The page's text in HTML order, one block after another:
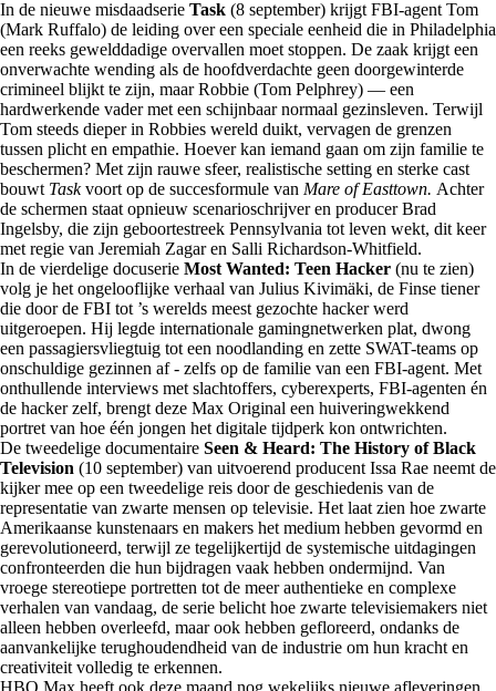
In de nieuwe misdaadserie Task (8 september) krijgt FBI-agent Tom
(Mark Ruffalo) de leiding over een speciale eenheid die in Philadelphia
een reeks gewelddadige overvallen moet stoppen. De zaak krijgt een
onverwachte wending als de hoofdverdachte geen doorgewinterde
crimineel blijkt te zijn, maar Robbie (Tom Pelphrey) — een
hardwerkende vader met een schijnbaar normaal gezinsleven. Terwijl
Tom steeds dieper in Robbies wereld duikt, vervagen de grenzen
tussen plicht en empathie. Hoever kan iemand gaan om zijn familie te
beschermen? Met zijn rauwe sfeer, realistische setting en sterke cast
bouwt Taskvoort op de succesformule van Mare of Easttown. Achter
de schermen staat opnieuw scenarioschrijver en producer Brad
Ingelsby, die zijn geboortestreek Pennsylvania tot leven wekt, dit keer
met regie van Jeremiah Zagar en Salli Richardson-Whitfield.
In de vierdelige docuserie Most Wanted: Teen Hacker (nu te zien)
volg je het ongelooflijke verhaal van Julius Kivimäki, de Finse tiener
die door de FBI tot ’s werelds meest gezochte hacker werd
uitgeroepen. Hij legde internationale gamingnetwerken plat, dwong
een passagiersvliegtuig tot een noodlanding en zette SWAT-teams op
onschuldige gezinnen af - zelfs op de familie van een FBI-agent. Met
onthullende interviews met slachtoffers, cyberexperts, FBI-agenten én
de hacker zelf, brengt deze Max Original een huiveringwekkend
portret van hoe één jongen het digitale tijdperk kon ontwrichten.
De tweedelige documentaire Seen & Heard: The History of Black
Television (10 september) van uitvoerend producent Issa Rae neemt de
kijker mee op een tweedelige reis door de geschiedenis van de
representatie van zwarte mensen op televisie. Het laat zien hoe zwarte
Amerikaanse kunstenaars en makers het medium hebben gevormd en
gerevolutioneerd, terwijl ze tegelijkertijd de systemische uitdagingen
confronteerden die hun bijdragen vaak hebben ondermijnd. Van
vroege stereotiepe portretten tot de meer authentieke en complexe
verhalen van vandaag, de serie belicht hoe zwarte televisiemakers niet
alleen hebben overleefd, maar ook hebben gefloreerd, ondanks de
aanvankelijke terughoudendheid van de industrie om hun kracht en
creativiteit volledig te erkennen.
HBO Max heeft ook deze maand nog wekelijks nieuwe afleveringen